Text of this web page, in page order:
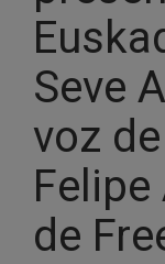
Seve
voz
de